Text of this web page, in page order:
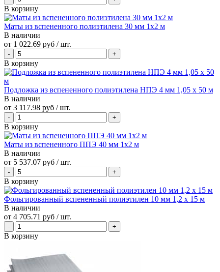
В корзину
Маты из вспененного полиэтилена 30 мм 1x2 м
В наличии
от 1 022.69 руб / шт.
В корзину
Подложка из вспененного полиэтилена НПЭ 4 мм 1,05 х 50 м
В наличии
от 3 117.98 руб / шт.
В корзину
Маты из вспененного ППЭ 40 мм 1x2 м
В наличии
от 5 537.07 руб / шт.
В корзину
Фольгированный вспененный полиэтилен 10 мм 1,2 х 15 м
В наличии
от 4 705.71 руб / шт.
В корзину